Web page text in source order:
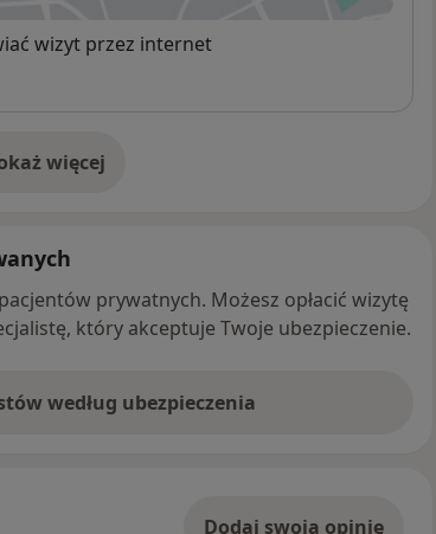
wizyt przez internet
więcej
o adresie
prywatnych. Możesz opłacić wizytę
który akceptuje Twoje ubezpieczenie.
według ubezpieczenia
Dodaj swoją opinię